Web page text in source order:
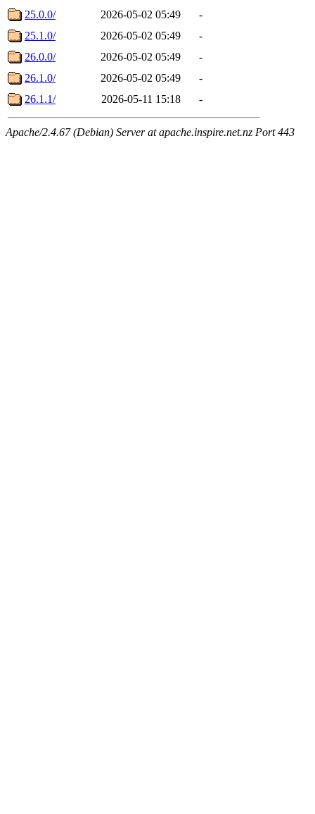
25.0.0/
2026-05-02 05:49
-
25.1.0/
2026-05-02 05:49
-
26.0.0/
2026-05-02 05:49
-
26.1.0/
2026-05-02 05:49
-
26.1.1/
2026-05-11 15:18 -
Apache/2.4.67 (Debian) Server at apache.inspire.net.nz Port 443